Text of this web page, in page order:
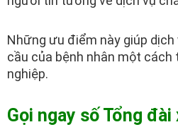
Những ưu điểm này giúp
cầu của bệnh nhân một cách
nghiệp.
Gọi ngay số Tổng